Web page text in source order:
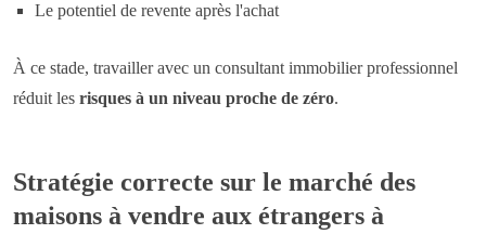
Le potentiel de revente après l'achat
À ce stade, travailler avec un consultant immobilier professionnel
réduit les risques à un niveau proche de zéro.
Stratégie correcte sur le marché des
maisons à vendre aux étrangers à